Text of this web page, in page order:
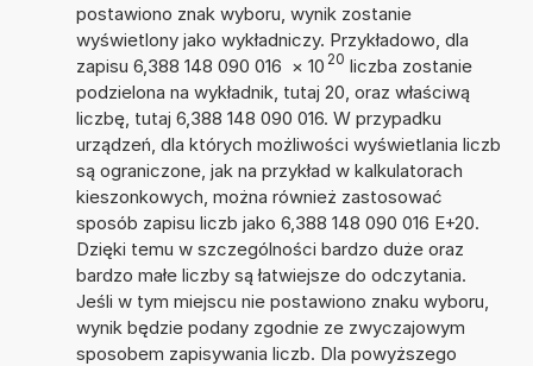
postawiono znak wyboru, wynik zostanie
wyświetlony jako wykładniczy. Przykładowo, dla
zapisu 6,388 148 090 016 × 10 20 liczba zostanie
podzielona na wykładnik, tutaj 20, oraz właściwą
liczbę, tutaj 6,388 148 090 016. W przypadku
urządzeń, dla których możliwości wyświetlania liczb
są ograniczone, jak na przykład w kalkulatorach
kieszonkowych, można również zastosować
sposób zapisu liczb jako 6,388 148 090 016 E+20.
Dzięki temu w szczególności bardzo duże oraz
bardzo małe liczby są łatwiejsze do odczytania.
Jeśli w tym miejscu nie postawiono znaku wyboru,
wynik będzie podany zgodnie ze zwyczajowym
sposobem zapisywania liczb. Dla powyższego